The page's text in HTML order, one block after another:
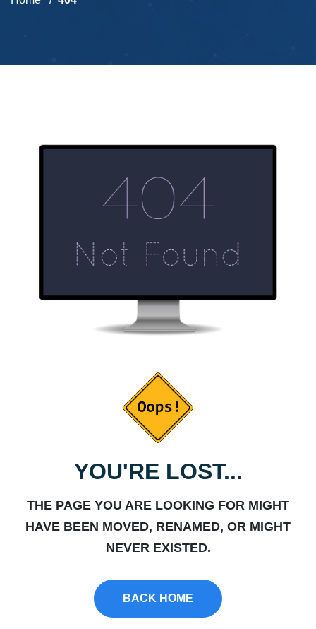
YOU'RE LOST...
THE PAGE YOU ARE LOOKING FOR MIGHT
HAVE BEEN MOVED, RENAMED, OR MIGHT
NEVER EXISTED.
BACK HOME